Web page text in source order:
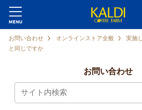
お問い合わせ オンラインストア全般
実施
と同じですか
お問い合わせ